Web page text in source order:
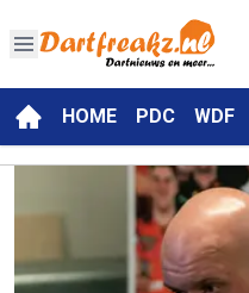
HOME PDC WDF